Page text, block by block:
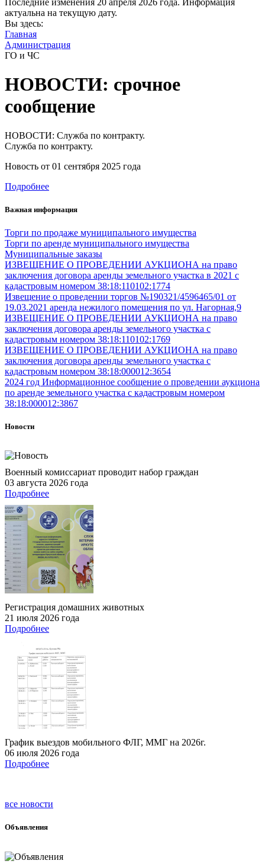
актуальна на текущую дату.
Вы здесь:
Главная
Администрация
ГО и ЧС
НОВОСТИ: срочное
сообщение
НОВОСТИ: Служба по контракту.
Служба по контракту.
Новость от 01 сентября 2025 года
Подробнее
Важная информация
Торги по продаже муниципального имущества
Торги по аренде муниципального имущества
Муниципальные заказы
ИЗВЕЩЕНИЕ О ПРОВЕДЕНИИ АУКЦИОНА на право
заключения договора аренды земельного участка в 2021 с
кадастровым номером 38:18:110102:1774
Извещение о проведении торгов №190321/4596465/01 от
19.03.2021 аренда нежилого помещения по ул. Нагорная,9
ИЗВЕЩЕНИЕ О ПРОВЕДЕНИИ АУКЦИОНА на право
заключения договора аренды земельного участка с
кадастровым номером 38:18:110102:1769
ИЗВЕЩЕНИЕ О ПРОВЕДЕНИИ АУКЦИОНА на право
заключения договора аренды земельного участка с
кадастровым номером 38:18:000012:3654
2024 год Информационное сообщение о проведении аукциона
по аренде земельного участка с кадастровым номером
38:18:000012:3867
Новости
Военный комиссариат проводит набор граждан
03 августа 2026 года
Подробнее
Регистрация домашних животных
21 июля 2026 года
Подробнее
График выездов мобильного ФЛГ, ММГ на 2026г.
06 июля 2026 года
Подробнее
все новости
Объявления